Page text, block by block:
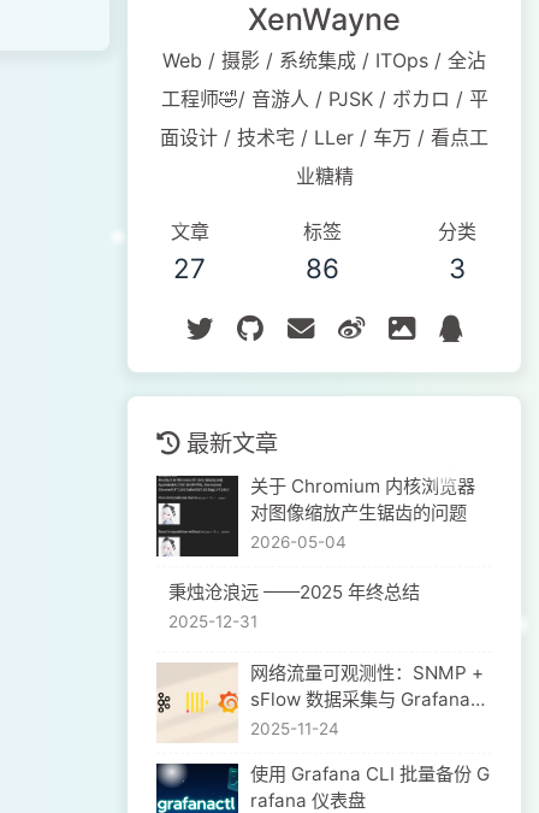
XenWayne
Web / 摄影 / 系统集成 / ITOps / 全沾
工程师🤣/ 音游人 / PJSK / ボカロ / 平
面设计 / 技术宅 / LLer / 车万 / 看点工
业糖精
文章
27
标签
86
分类
3
最新文章
关于 Chromium 内核浏览器
对图像缩放产生锯齿的问题
2026-05-04
秉烛沧浪远 ——2025 年终总结
2025-12-31
网络流量可观测性：SNMP +
sFlow 数据采集与 Grafana
可视化实践
2025-11-24
使用 Grafana CLI 批量备份 G
rafana 仪表盘